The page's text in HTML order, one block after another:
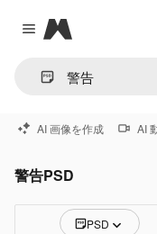
Close menu
Magnific
AI 画像を作成 AI
警告PSD
PSD